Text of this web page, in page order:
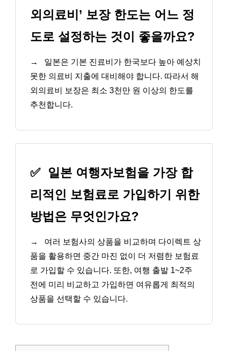
외의료비’ 보장 한도는 어느 정
도로 설정하는 것이 좋을까요?
→
일본은 기본 진료비가 한국보다 높아 예상치
못한 의료비 지출에 대비해야 합니다. 따라서 해
외의료비 보장은 최소 3천만 원 이상의 한도를
추천합니다.
✅
일본 여행자보험을 가장 합
리적인 보험료로 가입하기 위한
방법은 무엇인가요?
→
여러 보험사의 상품을 비교하며 다이렉트 상
품을 활용하면 중간 마진 없이 더 저렴한 보험료
로 가입할 수 있습니다. 또한, 여행 출발 1~2주
전에 미리 비교하고 가입하면 여유롭게 최적의
상품을 선택할 수 있습니다.